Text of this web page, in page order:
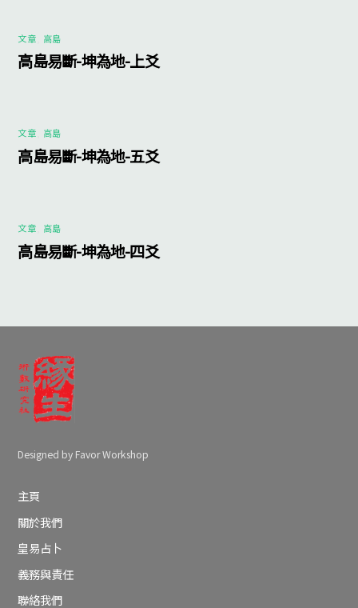
文章 高島
高島易斷-坤為地-上爻
文章 高島
高島易斷-坤為地-五爻
文章 高島
高島易斷-坤為地-四爻
Designed by Favor Workshop
主頁
關於我們
皇易占卜
義務與責任
聯絡我們